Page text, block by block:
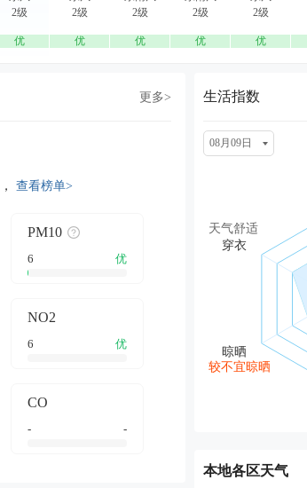
2级
优
2级
优
2级
优
2级
优
2级
优
更多>
查看榜单>
PM10
6 优
NO2
6 优
CO
- -
生活指数
08月09日
天气舒适
较不宜晾晒
本地各区天气